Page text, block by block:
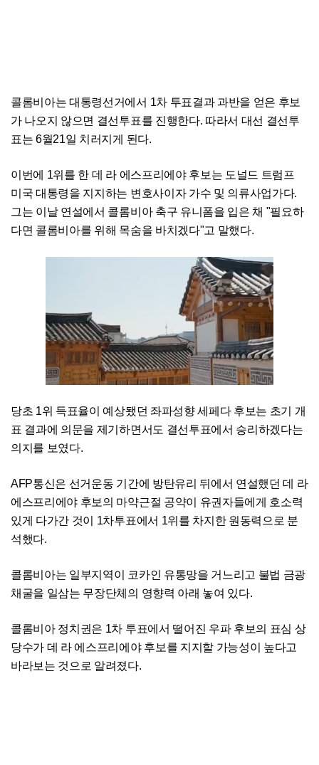
콜롬비아는 대통령선거에서 1차 투표결과 과반을 얻은 후보
가 나오지 않으면 결선투표를 진행한다. 따라서 대선 결선투
표는 6월21일 치러지게 된다.
이번에 1위를 한 데 라 에스프리에야 후보는 도널드 트럼프
미국 대통령을 지지하는 변호사이자 가수 및 의류사업가다.
그는 이날 연설에서 콜롬비아 축구 유니폼을 입은 채 "필요하
다면 콜롬비아를 위해 목숨을 바치겠다"고 말했다.
당초 1위 득표율이 예상됐던 좌파성향 세페다 후보는 초기 개
표 결과에 의문을 제기하면서도 결선투표에서 승리하겠다는
의지를 보였다.
AFP통신은 선거운동 기간에 방탄유리 뒤에서 연설했던 데 라
에스프리에야 후보의 마약근절 공약이 유권자들에게 호소력
있게 다가간 것이 1차투표에서 1위를 차지한 원동력으로 분
석했다.
콜롬비아는 일부지역이 코카인 유통망을 거느리고 불법 금광
채굴을 일삼는 무장단체의 영향력 아래 놓여 있다.
콜롬비아 정치권은 1차 투표에서 떨어진 우파 후보의 표심 상
당수가 데 라 에스프리에야 후보를 지지할 가능성이 높다고
바라보는 것으로 알려졌다.